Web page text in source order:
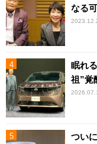
なる
眠れ
祖”覚
つい